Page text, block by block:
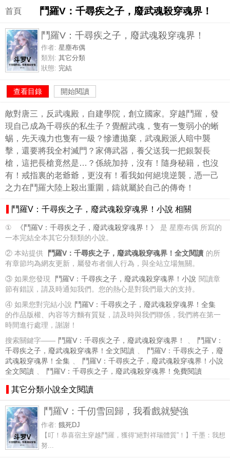
首頁 鬥羅V：千尋疾之子，廢武魂殺穿魂界！
鬥羅V：千尋疾之子，廢武魂殺穿魂界！
作者: 星塵布偶
類別: 其它分類
狀態: 完結
查看目錄 開始閱讀
敵對唐三，反武魂殿，自建學院，創立國家。穿越鬥羅，發
現自己成為千尋疾的私生子？覺醒武魂，隻有一隻弱小的蜥
蜴，先天魂力也隻有一級？慘遭拋棄，武魂殿派人暗中襲
擊，還要將我全村滅門？家傳武器，養父送我一把銀製長
槍，這把長槍竟然是…？係統加持，沒有！隨身秘籍，也沒
有！戒指裏的老爺爺，更沒有！看我如何絕境逆襲，憑一己
之力在鬥羅大陸上殺出重圍，鑄就屬於自己的傳奇！
鬥羅V：千尋疾之子，廢武魂殺穿魂界！小說 相關
① 《鬥羅V：千尋疾之子，廢武魂殺穿魂界！》
是 星塵布偶 所寫的
一本完結全本其它分類類的小說。
② 本站提供
鬥羅V：千尋疾之子，廢武魂殺穿魂界！全文閱讀 的所
有章節均為網友更新，屬發布者個人行為，與全站立場無關。
③ 如果您發現
鬥羅V：千尋疾之子，廢武魂殺穿魂界！小說 閱讀章
節有錯誤，請及時通知我們。您的熱心是對我們最大的支持。
④ 如果您對完結小說 鬥羅V：千尋疾之子，廢武魂殺穿魂界！全集
的作品版權、內容等方麵有質疑，請及時與我們聯係，我們將在第一
時間進行處理，謝謝！
搜索關鍵字—— 鬥羅V：千尋疾之子，廢武魂殺穿魂界！ 、
鬥羅V：
千尋疾之子，廢武魂殺穿魂界！全文閱讀 、
鬥羅V：千尋疾之子，廢
武魂殺穿魂界！全集 、
鬥羅V：千尋疾之子，廢武魂殺穿魂界！小說
全文閱讀 、 鬥羅V：千尋疾之子，廢武魂殺穿魂界！免費閱讀
其它分類小說全文閱讀
鬥羅V：千仞雪回歸，我看戲就變強
作者: 餓死DJ
【叮！恭喜宿主穿越鬥羅，獲得“絕對祥瑞體質”！】千墨：我想
努...